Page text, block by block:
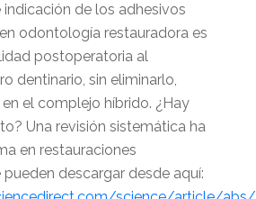
de los adhesivos
odontología restauradora es
postoperatoria al
dentinario, sin eliminarlo,
el complejo híbrido. ¿Hay
Una revisión sistemática ha
en restauraciones
descargar desde aquí: